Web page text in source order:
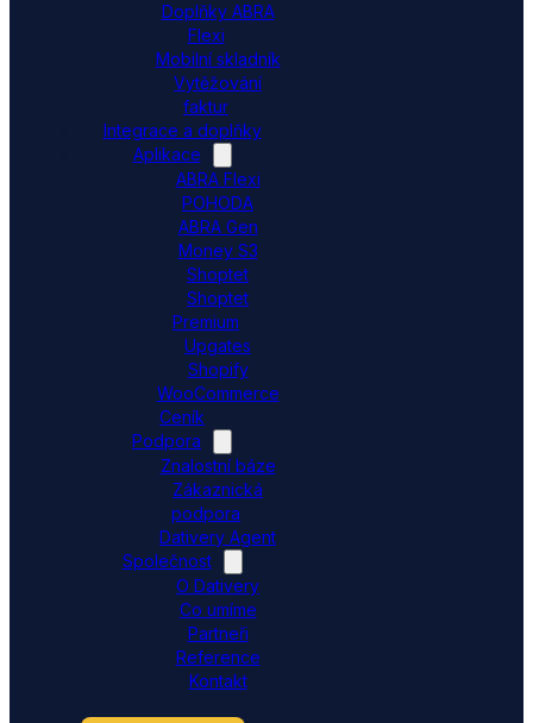
Doplňky ABRA
Flexi
Mobilní skladník
Vytěžování
faktur
Integrace a doplňky
Aplikace
ABRA Flexi
POHODA
ABRA Gen
Money S3
Shoptet
Shoptet
Premium
Upgates
Shopify
WooCommerce
Ceník
Podpora
Znalostní báze
Zákaznická
podpora
Dativery Agent
Společnost
O Dativery
Co umíme
Partneři
Reference
Kontakt